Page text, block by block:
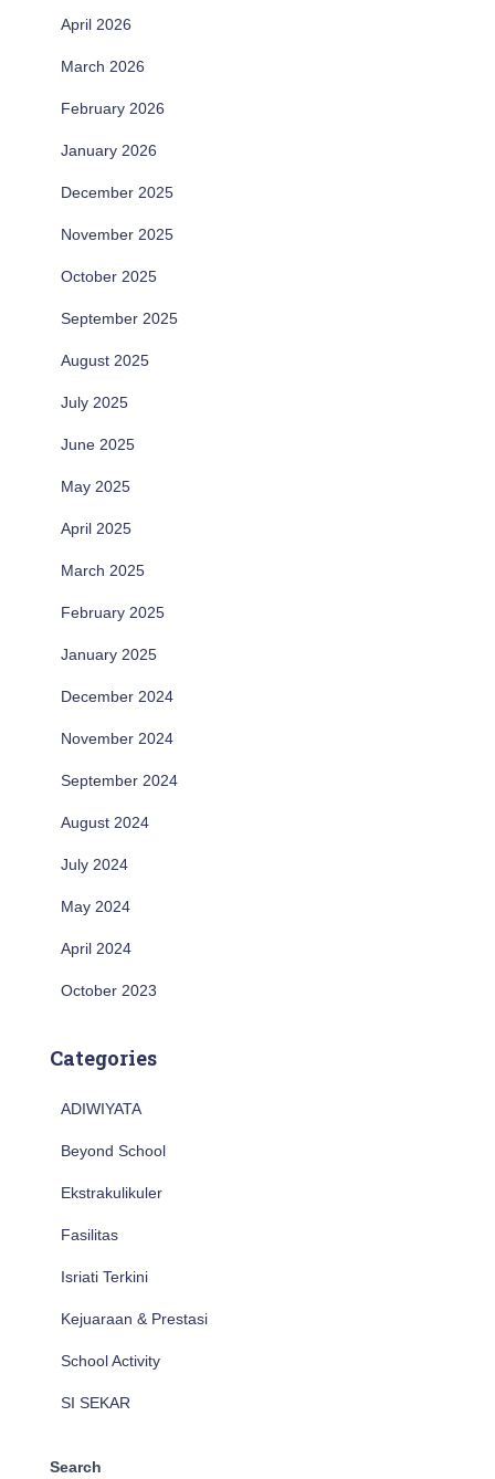
April 2026
March 2026
February 2026
January 2026
December 2025
November 2025
October 2025
September 2025
August 2025
July 2025
June 2025
May 2025
April 2025
March 2025
February 2025
January 2025
December 2024
November 2024
September 2024
August 2024
July 2024
May 2024
April 2024
October 2023
Categories
ADIWIYATA
Beyond School
Ekstrakulikuler
Fasilitas
Isriati Terkini
Kejuaraan & Prestasi
School Activity
SI SEKAR
Search